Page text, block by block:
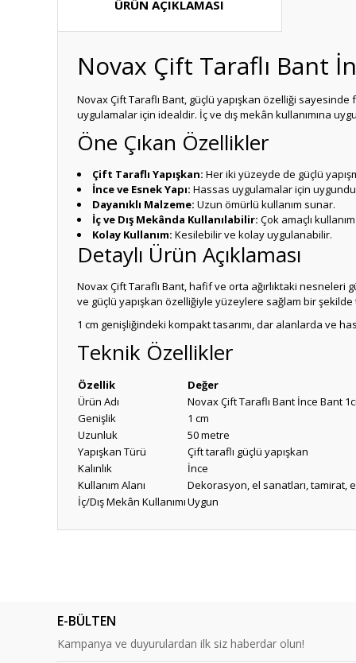
ÜRÜN AÇIKLAMASI
Novax Çift Taraflı Bant
Novax Çift Taraflı Bant, güçlü yapışkan özelliği
uygulamalar için idealdir. İç ve dış mekân kullanımına
Öne Çıkan Özellikler
Çift Taraflı Yapışkan: Her iki yüzeyde de güçlü
İnce ve Esnek Yapı: Hassas uygulamalar için
Dayanıklı Malzeme: Uzun ömürlü kullanım sunar.
İç ve Dış Mekânda Kullanılabilir: Çok amaçlı
Kolay Kullanım: Kesilebilir ve kolay uygulanabilir.
Detaylı Ürün Açıklaması
Novax Çift Taraflı Bant, hafif ve orta ağırlıktaki
ve güçlü yapışkan özelliğiyle yüzeylere sağlam bir şekilde
1 cm genişliğindeki kompakt tasarımı, dar alanlarda ve
Teknik Özellikler
Özellik
Değer
Ürün Adı
Novax Çift Taraflı Bant İnce Bant
Genişlik
1 cm
Uzunluk
50 metre
Yapışkan Türü
Çift taraflı güçlü yapışkan
Kalınlık
İnce
Kullanım Alanı
Dekorasyon, el sanatları, tamirat,
İç/Dış Mekân KullanımıUygun
Ürün bilgilerinde hatalar bulunuyor.
E-BÜLTEN
Kampanya ve duyurulardan ilk siz haberdar olun!